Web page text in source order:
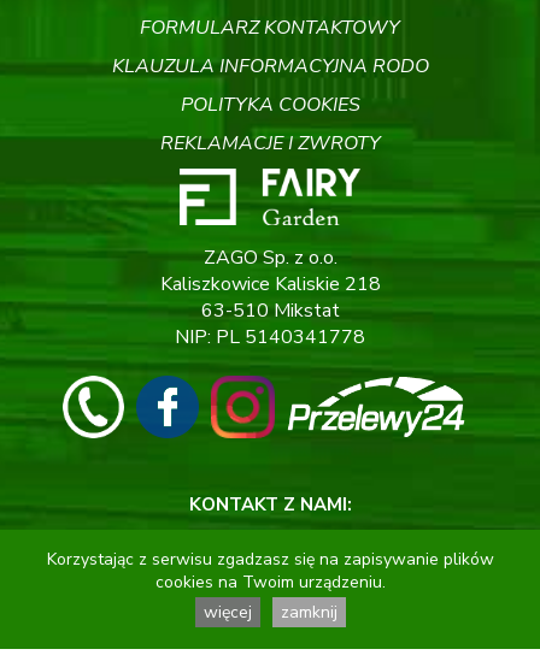
Korzystając z serwisu zgadzasz się na zapisywanie plików
cookies na Twoim urządzeniu.
więcej
zamknij
FORMULARZ KONTAKTOWY
KLAUZULA INFORMACYJNA RODO
POLITYKA COOKIES
REKLAMACJE I ZWROTY
ZAGO Sp. z o.o.
Kaliszkowice Kaliskie 218
63-510 Mikstat
NIP: PL 5140341778
KONTAKT Z NAMI:
tel:506 408 860
e-mail: sklep@fairygarden.pl